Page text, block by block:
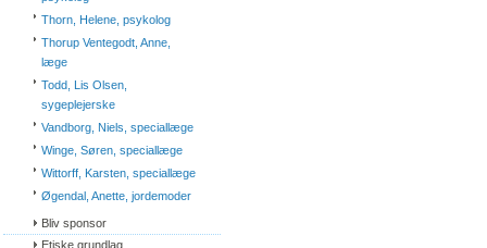
Thorn, Helene, psykolog
Thorup Ventegodt, Anne,
læge
Todd, Lis Olsen,
sygeplejerske
Vandborg, Niels, speciallæge
Winge, Søren, speciallæge
Wittorff, Karsten, speciallæge
Øgendal, Anette, jordemoder
Bliv sponsor
Etiske grundlag